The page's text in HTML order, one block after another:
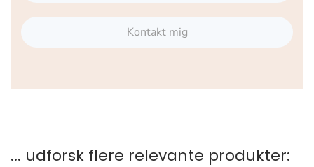
Kontakt mig
... udforsk flere relevante produkter: